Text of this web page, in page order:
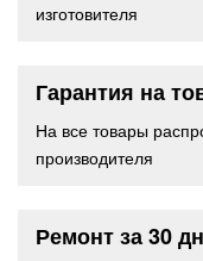
изготовителя
Гарантия на
На все товары
производителя
Ремонт за 30